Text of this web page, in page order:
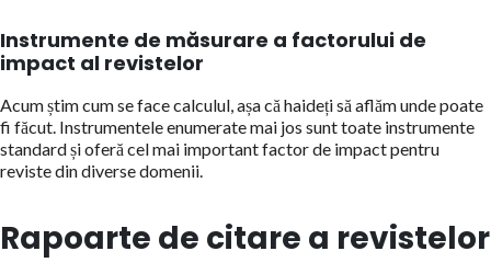
Instrumente de măsurare a factorului de
impact al revistelor
Acum știm cum se face calculul, așa că haideți să aflăm unde poate
fi făcut. Instrumentele enumerate mai jos sunt toate instrumente
standard și oferă cel mai important factor de impact pentru
reviste din diverse domenii.
Rapoarte de citare a revistelor